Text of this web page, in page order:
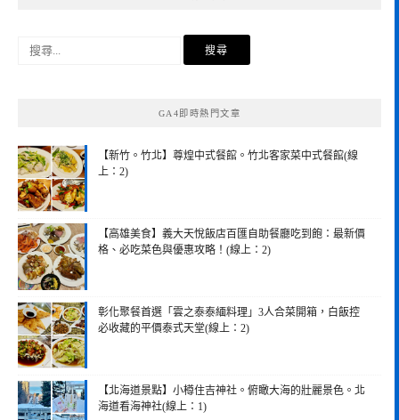
GA4即時熱門文章
【新竹。竹北】尊煌中式餐館。竹北客家菜中式餐館(線
上：2)
【高雄美食】義大天悅飯店百匯自助餐廳吃到飽：最新價
格、必吃菜色與優惠攻略！(線上：2)
彰化聚餐首選「雲之泰泰緬料理」3人合菜開箱，白飯控
必收藏的平價泰式天堂(線上：2)
【北海道景點】小樽住吉神社。俯瞰大海的壯麗景色。北
海道看海神社(線上：1)